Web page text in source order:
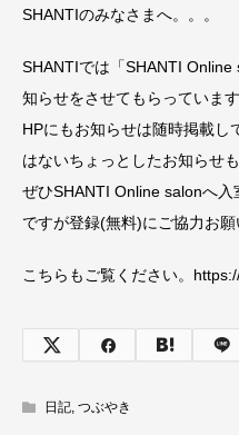
SHANTIのみなさまへ。。。
SHANTIでは「SHANTI
知らせをさせてもらっています
HPにもお知らせは随時掲載し
はないちょっとしたお知らせ
ぜひSHANTI Online salonへ
ですが登録(無料)にご協力お願
こちらもご覧ください。
日記, つぶやき